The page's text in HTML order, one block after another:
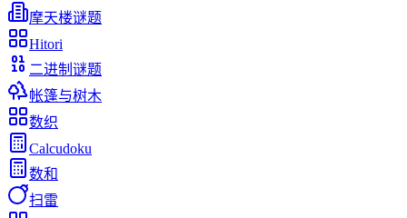
摩天楼谜题
Hitori
二进制谜题
帐篷与树木
数织
Calcudoku
数和
扫雷